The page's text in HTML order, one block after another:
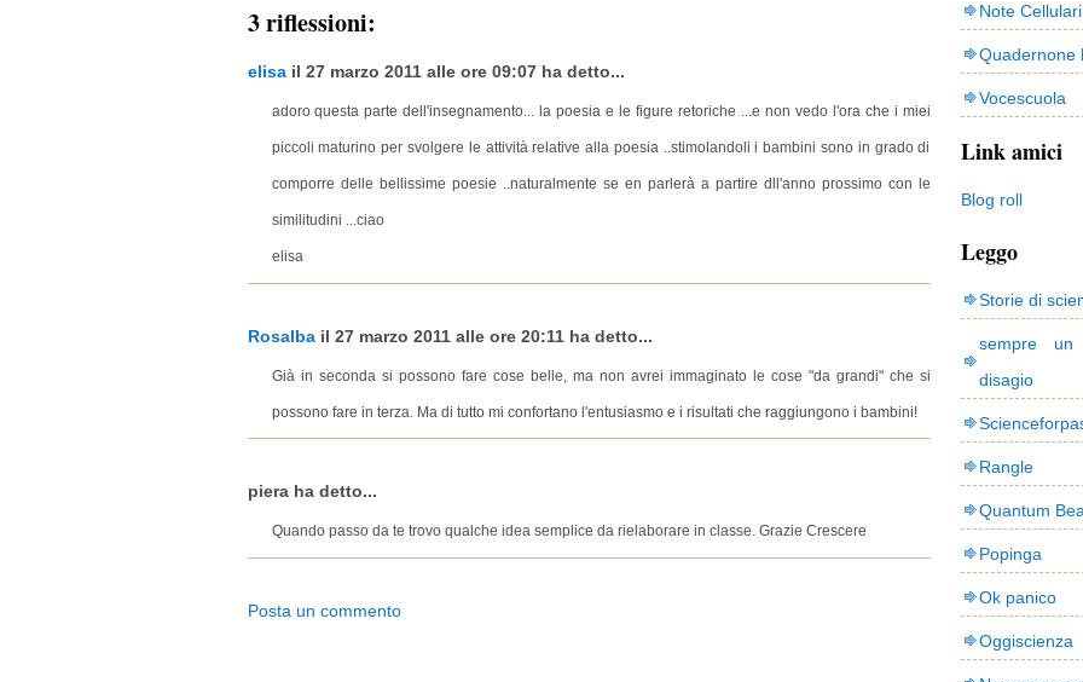
3 riflessioni:
elisail 27 marzo 2011 alle ore 09:07 ha detto...
adoro questa parte dell'insegnamento... la poesia e le figure retoriche ...e non vedo l'ora che i miei
piccoli maturino per svolgere le attività relative alla poesia ..stimolandoli i bambini sono in grado di
comporre delle bellissime poesie ..naturalmente se en parlerà a partire dll'anno prossimo con le
similitudini ...ciao
elisa
Rosalbail 27 marzo 2011 alle ore 20:11 ha detto...
Già in seconda si possono fare cose belle, ma non avrei immaginato le cose "da grandi" che si
possono fare in terza. Ma di tutto mi confortano l'entusiasmo e i risultati che raggiungono i bambini!
piera ha detto...
Quando passo da te trovo qualche idea semplice da rielaborare in classe. Grazie Crescere
Posta un commento
Note Cellulari
Quadernone
Vocescuola
Link amici
Blog roll
Leggo
Storie di
sempre
disagio
Rangle
Quantum
Popinga
Ok panico
Oggiscienza